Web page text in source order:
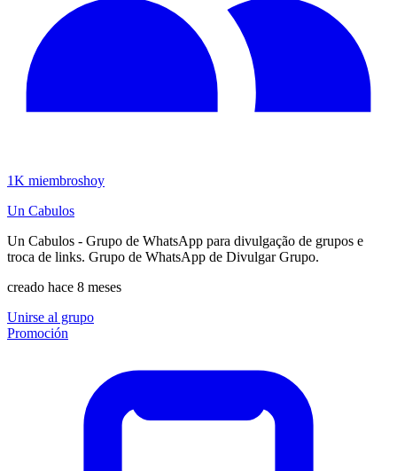
1K miembroshoy
Un Cabulos
Un Cabulos - Grupo de WhatsApp para divulgação de grupos e
troca de links. Grupo de WhatsApp de Divulgar Grupo.
creado hace 8 meses
Unirse al grupo
Promoción